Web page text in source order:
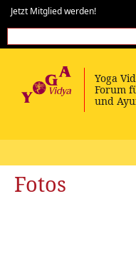
Jetzt Mitglied werden!
Fotos